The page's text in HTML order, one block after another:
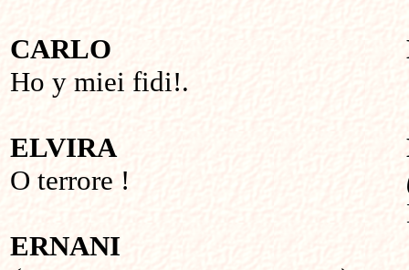
CARLO
Ho y miei fidi!.
ELVIRA
O terrore !
ERNANI